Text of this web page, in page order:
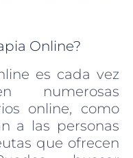
Online?
es cada vez
numerosas
online, como
a las personas
que ofrecen